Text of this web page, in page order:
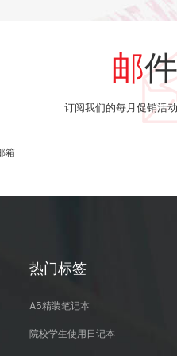
订阅我们的每月促销活
热门标签
A5精装笔记本
院校学生使用日记本